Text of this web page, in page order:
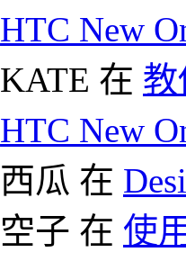
HTC New
KATE 在
HTC New
西瓜 在
空子 在 使